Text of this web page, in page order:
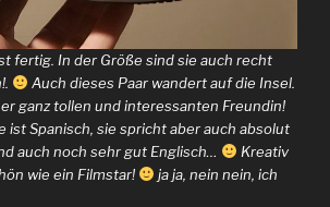
fertig. In der Größe sind sie auch recht
Auch dieses Paar wandert auf die Insel.
ganz tollen und interessanten Freundin!
ist Spanisch, sie spricht aber auch absolut
auch noch sehr gut Englisch…
Kreativ
wie ein Filmstar!
ja ja, nein nein, ich